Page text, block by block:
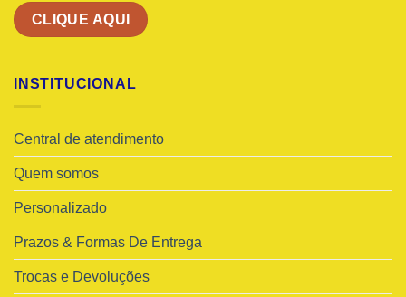
CLIQUE AQUI
INSTITUCIONAL
Central de atendimento
Quem somos
Personalizado
Prazos & Formas De Entrega
Trocas e Devoluções